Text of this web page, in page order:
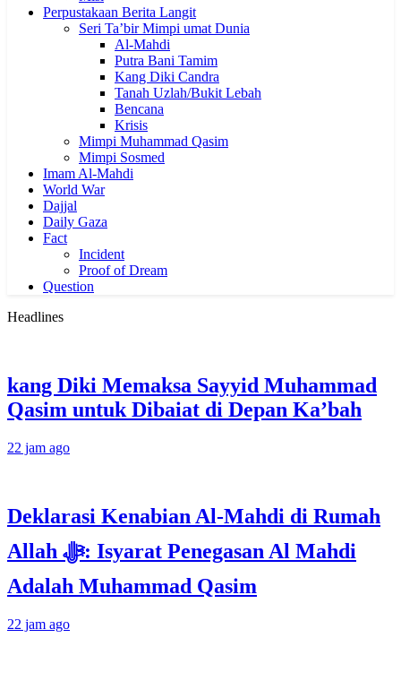
Perpustakaan Berita Langit
Seri Ta’bir Mimpi umat Dunia
Al-Mahdi
Putra Bani Tamim
Kang Diki Candra
Tanah Uzlah/Bukit Lebah
Bencana
Krisis
Mimpi Muhammad Qasim
Mimpi Sosmed
Imam Al-Mahdi
World War
Dajjal
Daily Gaza
Fact
Incident
Proof of Dream
Question
Headlines
kang Diki Memaksa Sayyid Muhammad
Qasim untuk Dibaiat di Depan Ka’bah
22 jam ago
Deklarasi Kenabian Al-Mahdi di Rumah
Allah ﷻ: Isyarat Penegasan Al Mahdi
Adalah Muhammad Qasim
22 jam ago